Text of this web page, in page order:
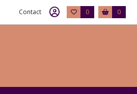
Contact 0 0